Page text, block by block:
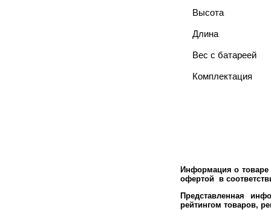
Высота
Длина
Вес с батареей
Комплектация
Информация о товаре
офертой в
Представленная
рейтингом товаров,